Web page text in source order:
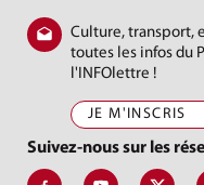
Culture, transport,
toutes les infos du
l'INFOlettre !
JE M'INSCRIS
Suivez-nous sur les
Suivez-nous sur
Suivez-nous
Suivez-